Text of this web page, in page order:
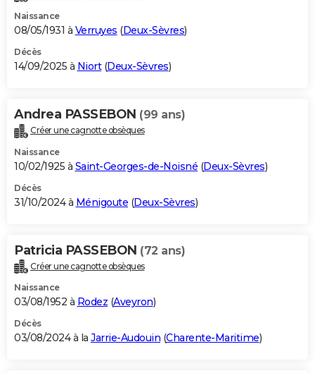
Naissance
08/05/1931 à Verruyes (Deux-Sèvres)
Décès
14/09/2025 à Niort(Deux-Sèvres)
Andrea PASSEBON (99 ans)
Créer une cagnotte obsèques
Naissance
10/02/1925 à Saint-Georges-de-Noisné (Deux-Sèvres)
Décès
31/10/2024 à Ménigoute (Deux-Sèvres)
Patricia PASSEBON (72 ans)
Créer une cagnotte obsèques
Naissance
03/08/1952 à Rodez (Aveyron)
Décès
03/08/2024 à la Jarrie-Audouin (Charente-Maritime)